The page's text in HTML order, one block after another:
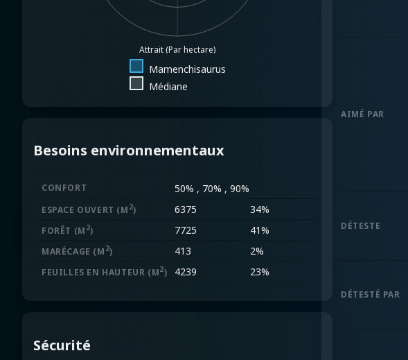
Attrait (Par hectare)
Mamenchisaurus
Médiane
Sécurité
Besoins environnementaux
CONFORT 50% , 70% , 90%
ESPACE OUVERT (M 2) 6375 34%
FORÊT (M 2) 7725 41%
MARÉCAGE (M 2) 413 2%
FEUILLES EN HAUTEUR (M2) 4239 23%
AIMÉ PAR
DÉTESTE
DÉTESTÉ PAR